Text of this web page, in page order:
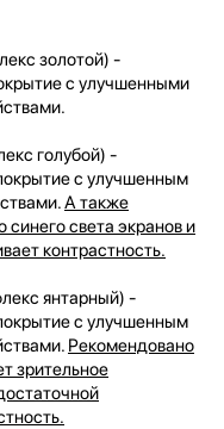
золотой) -
с улучшенными
голубой) -
с улучшенным
А также
синего света экранов и
контрастность.
янтарный) -
с улучшенным
Рекомендовано
зрительное